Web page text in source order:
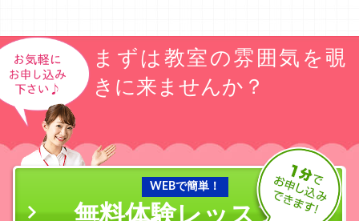
まずは教室の雰囲気を覗
きに来ませんか？
WEBで簡単！
無料体験レッスン